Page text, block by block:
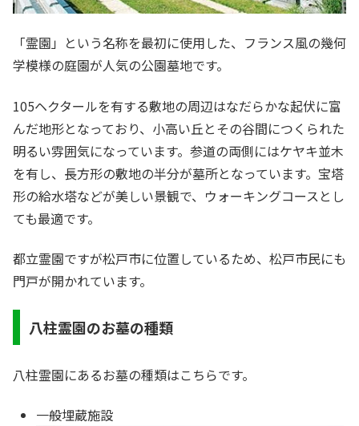
「霊園」という名称を最初に使用した、フランス風の幾何
学模様の庭園が人気の公園墓地です。
105ヘクタールを有する敷地の周辺はなだらかな起伏に富
んだ地形となっており、小高い丘とその谷間につくられた
明るい雰囲気になっています。参道の両側にはケヤキ並木
を有し、長方形の敷地の半分が墓所となっています。宝塔
形の給水塔などが美しい景観で、ウォーキングコースとし
ても最適です。
都立霊園ですが松戸市に位置しているため、松戸市民にも
門戸が開かれています。
八柱霊園のお墓の種類
八柱霊園にあるお墓の種類はこちらです。
一般埋蔵施設